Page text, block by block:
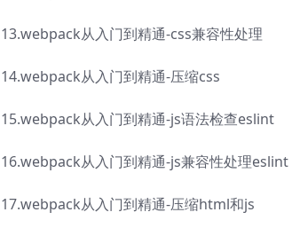
13.webpack从入门到精通-css兼容性处理
14.webpack从入门到精通-压缩css
15.webpack从入门到精通-js语法检查eslint
16.webpack从入门到精通-js兼容性处理eslint
17.webpack从入门到精通-压缩html和js